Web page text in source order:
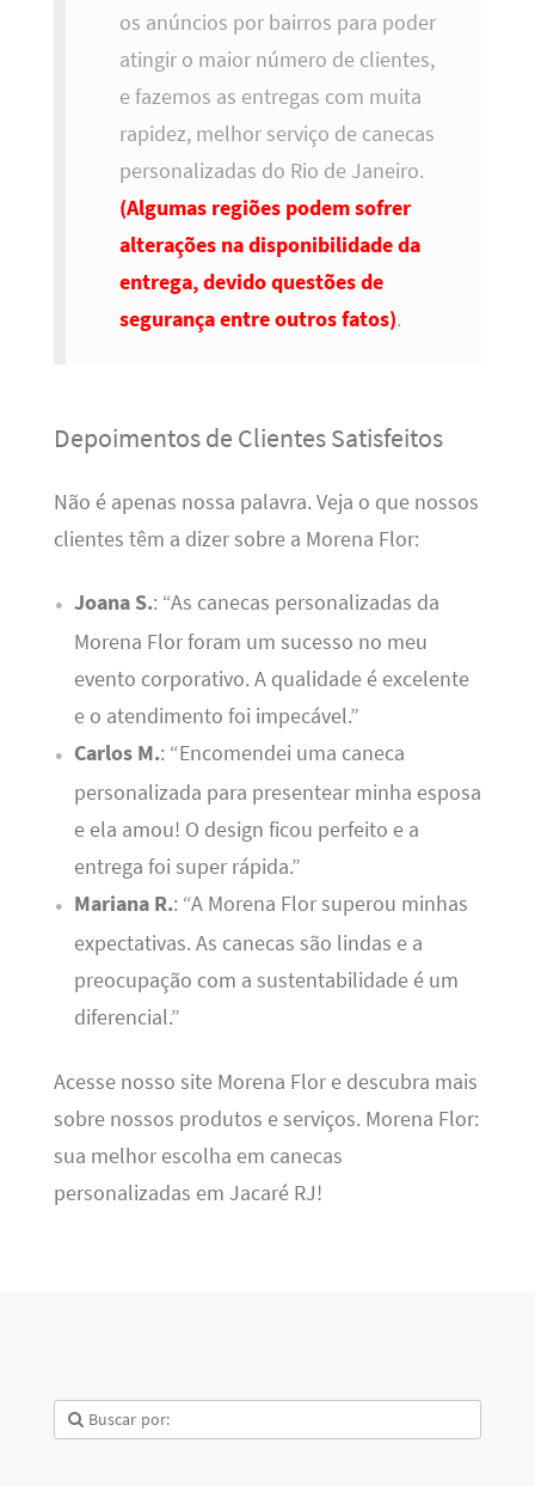
os anúncios por bairros para poder
atingir o maior número de clientes,
e fazemos as entregas com muita
rapidez, melhor serviço de canecas
personalizadas do Rio de Janeiro.
(Algumas regiões podem sofrer
alterações na disponibilidade da
entrega, devido questões de
segurança entre outros fatos).
Depoimentos de Clientes Satisfeitos
Não é apenas nossa palavra. Veja o que nossos
clientes têm a dizer sobre a Morena Flor:
Joana S.: “As canecas personalizadas da
Morena Flor foram um sucesso no meu
evento corporativo. A qualidade é excelente
e o atendimento foi impecável.”
Carlos M.: “Encomendei uma caneca
personalizada para presentear minha esposa
e ela amou! O design ficou perfeito e a
entrega foi super rápida.”
Mariana R.: “A Morena Flor superou minhas
expectativas. As canecas são lindas e a
preocupação com a sustentabilidade é um
diferencial.”
Acesse nosso site Morena Flor e descubra mais
sobre nossos produtos e serviços. Morena Flor:
sua melhor escolha em canecas
personalizadas em Jacaré RJ!